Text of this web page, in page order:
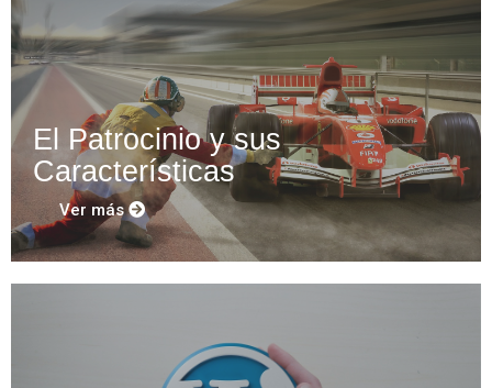
CEX – Transformación Cultural
La Importancia del CEX
El Patrocinio y sus
Características
Ver más